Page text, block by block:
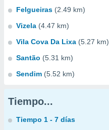
Felgueiras (2.49 km)
Vizela (4.47 km)
Vila Cova Da Lixa (5.27 km)
Santão (5.31 km)
Sendim (5.52 km)
Tiempo...
Tiempo 1 - 7 días